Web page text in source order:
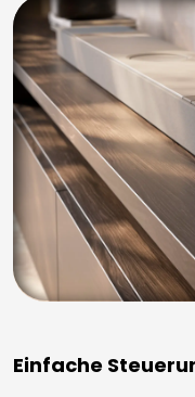
Einfache